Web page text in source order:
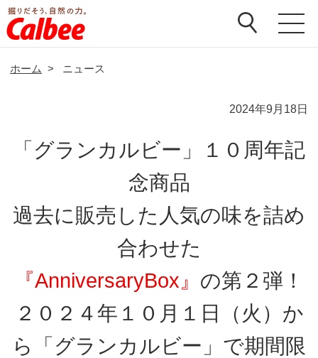
ホーム > ニュース
2024年9月18日
「グランカルビー」１０周年記
念商品
過去に販売した人気の味を詰め
合わせた
『AnniversaryBox』 の第２弾！
２０２４年１０月１日（火）か
ら「グランカルビー」で期間限